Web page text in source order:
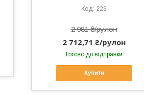
223
2 981 ₴/рулон
2 712,71 ₴/рулон
Готово до відправки
Купити